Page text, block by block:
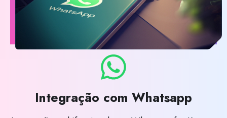
Integração com Whatsapp